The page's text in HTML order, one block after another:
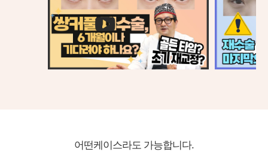
어떤케이스라도 가능합니다.